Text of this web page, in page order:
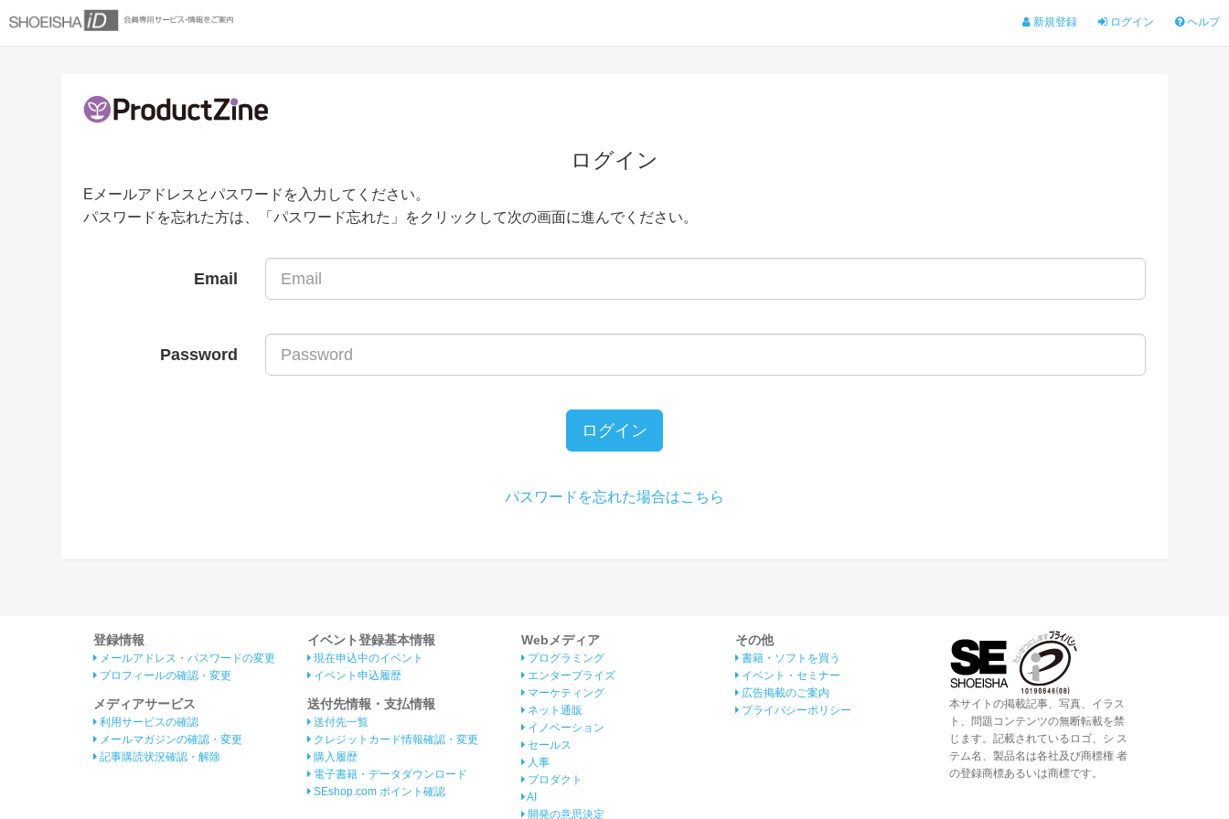
新規登録 ログイン ヘルプ
ログイン
Eメールアドレスとパスワードを入力してください。
パスワードを忘れた方は、「パスワード忘れた」をクリックして次の画面に進んでください。
Email
Password
ログイン
パスワードを忘れた場合はこちら
登録情報
メールアドレス・パスワードの変更
プロフィールの確認・変更
メディアサービス
利用サービスの確認
メールマガジンの確認・変更
記事購読状況確認・解除
イベント登録基本情報
現在申込中のイベント
イベント申込履歴
送付先情報・支払情報
送付先一覧
クレジットカード情報確認・変更
購入履歴
電子書籍・データダウンロード
SEshop.com ポイント確認
Webメディア
プログラミング
エンタープライズ
マーケティング
ネット通販
イノベーション
セールス
人事
プロダクト
AI
開発の意思決定
その他
書籍・ソフトを買う
イベント・セミナー
広告掲載のご案内
プライバシーポリシー
本サイトの掲載記事、写真、イラス
ト、問題コンテンツの無断転載を禁
じます。記載されているロゴ、シ ス
テム名、製品名は各社及び商標権 者
の登録商標あるいは商標です。